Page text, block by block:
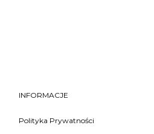
INFORMACJE
Polityka Prywatności